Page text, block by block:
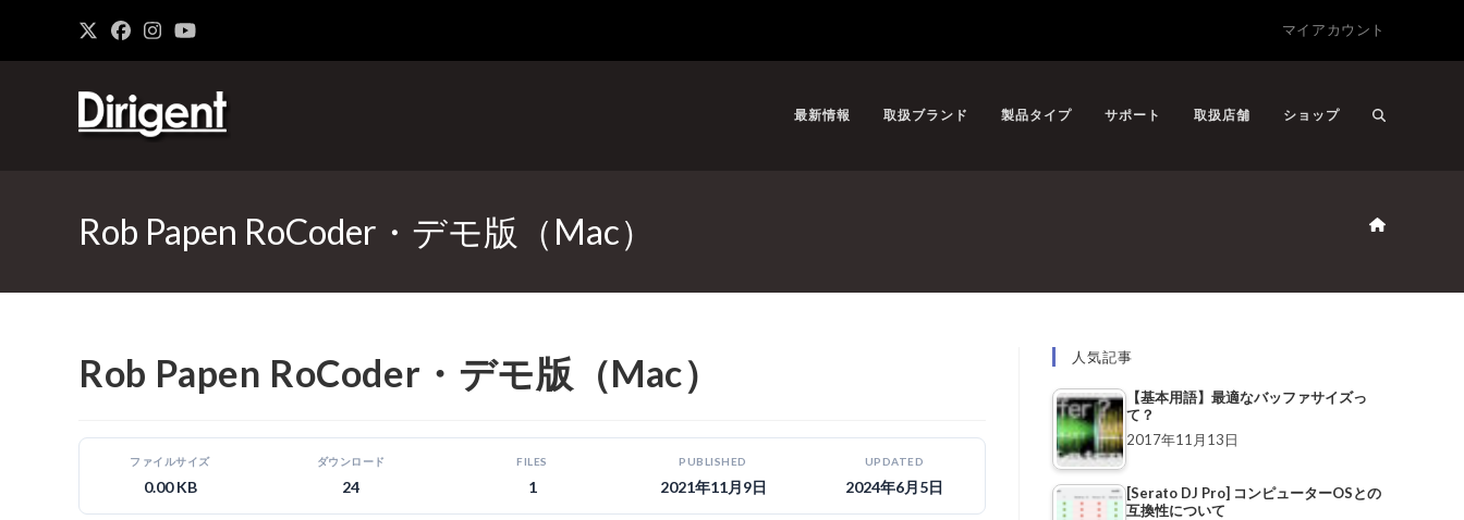
マイアカウント
最新情報 取扱ブランド 製品タイプ サポート 取扱店舗 ショップ
Rob Papen RoCoder・デモ版（Mac）
Rob Papen RoCoder・デモ版（Mac）
ファイルサイズ
0.00 KB
ダウンロード
24
FILES
1
PUBLISHED
2021年11月9日
UPDATED
2024年6月5日
人気記事
【基本用語】最適なバッファサイズっ
て？
2017年11月13日
[Serato DJ Pro] コンピューターOSとの
互換性について